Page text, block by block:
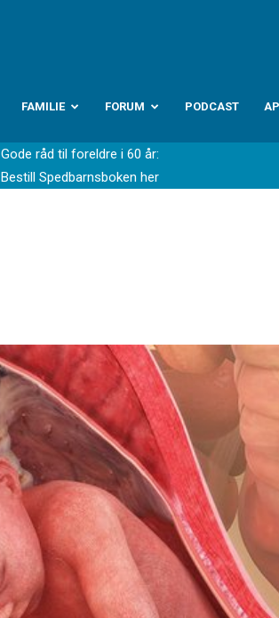
FAMILIE FORUM PODCAST
Gode råd til foreldre i 60 år:
Bestill Spedbarnsboken her